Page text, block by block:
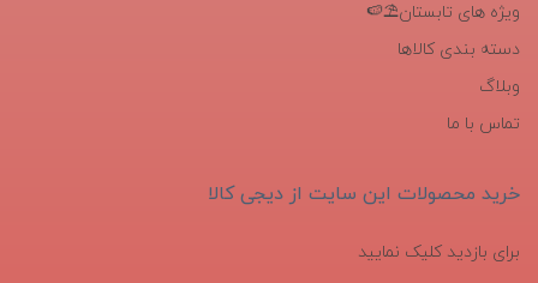
ویژه های تابستان⛱️🍉
دسته بندی کالاها
وبلاگ
تماس با ما
خرید محصولات این سایت از دیجی کالا
برای بازدید کلیک نمایید